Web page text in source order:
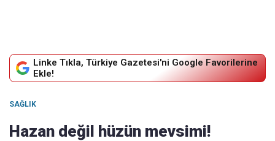
Linke Tıkla, Türkiye Gazetesi'ni Google Favorilerine
Ekle!
SAĞLIK
Hazan değil hüzün mevsimi!